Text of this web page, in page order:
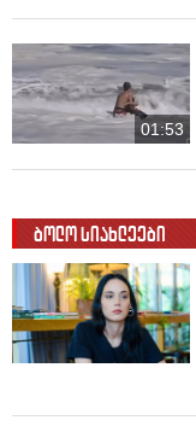
01:53
ბოლო სიახლეები